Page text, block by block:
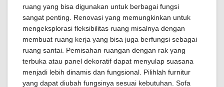
ruang yang bisa digunakan untuk berbagai fungsi
sangat penting. Renovasi yang memungkinkan untuk
mengeksplorasi fleksibilitas ruang misalnya dengan
membuat ruang kerja yang bisa juga berfungsi sebagai
ruang santai. Pemisahan ruangan dengan rak yang
terbuka atau panel dekoratif dapat menyulap suasana
menjadi lebih dinamis dan fungsional. Pilihlah furnitur
yang dapat diubah fungsinya sesuai kebutuhan. Sofa